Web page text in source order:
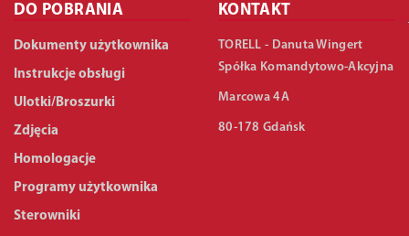
DO POBRANIA
Dokumenty użytkownika
Instrukcje obsługi
Ulotki/Broszurki
Zdjęcia
Homologacje
Programy użytkownika
Sterowniki
KONTAKT
TORELL - Danuta Wingert
Spółka Komandytowo-Akcyjna
Marcowa 4A
80-178 Gdańsk